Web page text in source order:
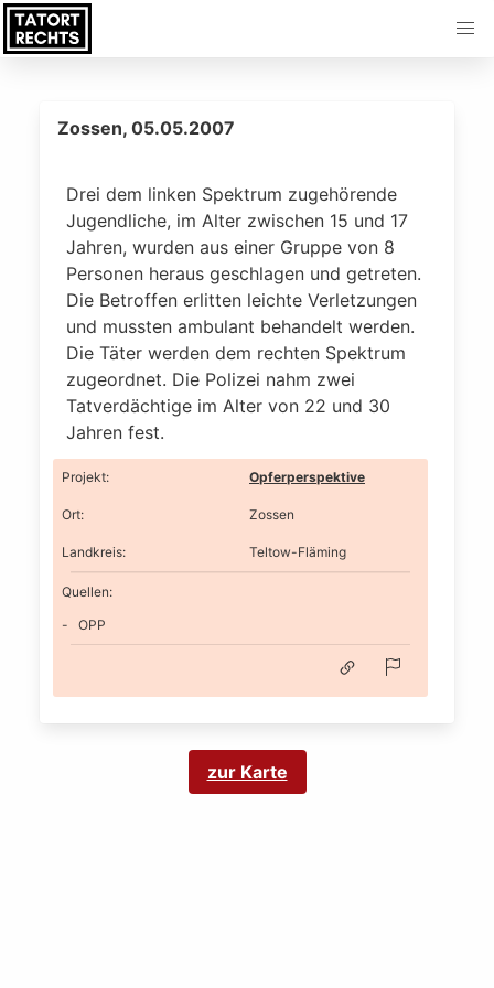
Zossen, 05.05.2007
Drei dem linken Spektrum zugehörende
Jugendliche, im Alter zwischen 15 und 17
Jahren, wurden aus einer Gruppe von 8
Personen heraus geschlagen und getreten.
Die Betroffen erlitten leichte Verletzungen
und mussten ambulant behandelt werden.
Die Täter werden dem rechten Spektrum
zugeordnet. Die Polizei nahm zwei
Tatverdächtige im Alter von 22 und 30
Jahren fest.
Projekt: Opferperspektive
Ort: Zossen
Landkreis: Teltow-Fläming
Quellen:
OPP
zur Karte